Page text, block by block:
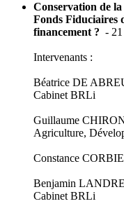
Conservation de
Fonds Fiduciaires
financement ? -
Intervenants :
Béatrice DE
Cabinet BRLi
Guillaume
Agriculture,
Constance
Benjamin
Cabinet BRLi